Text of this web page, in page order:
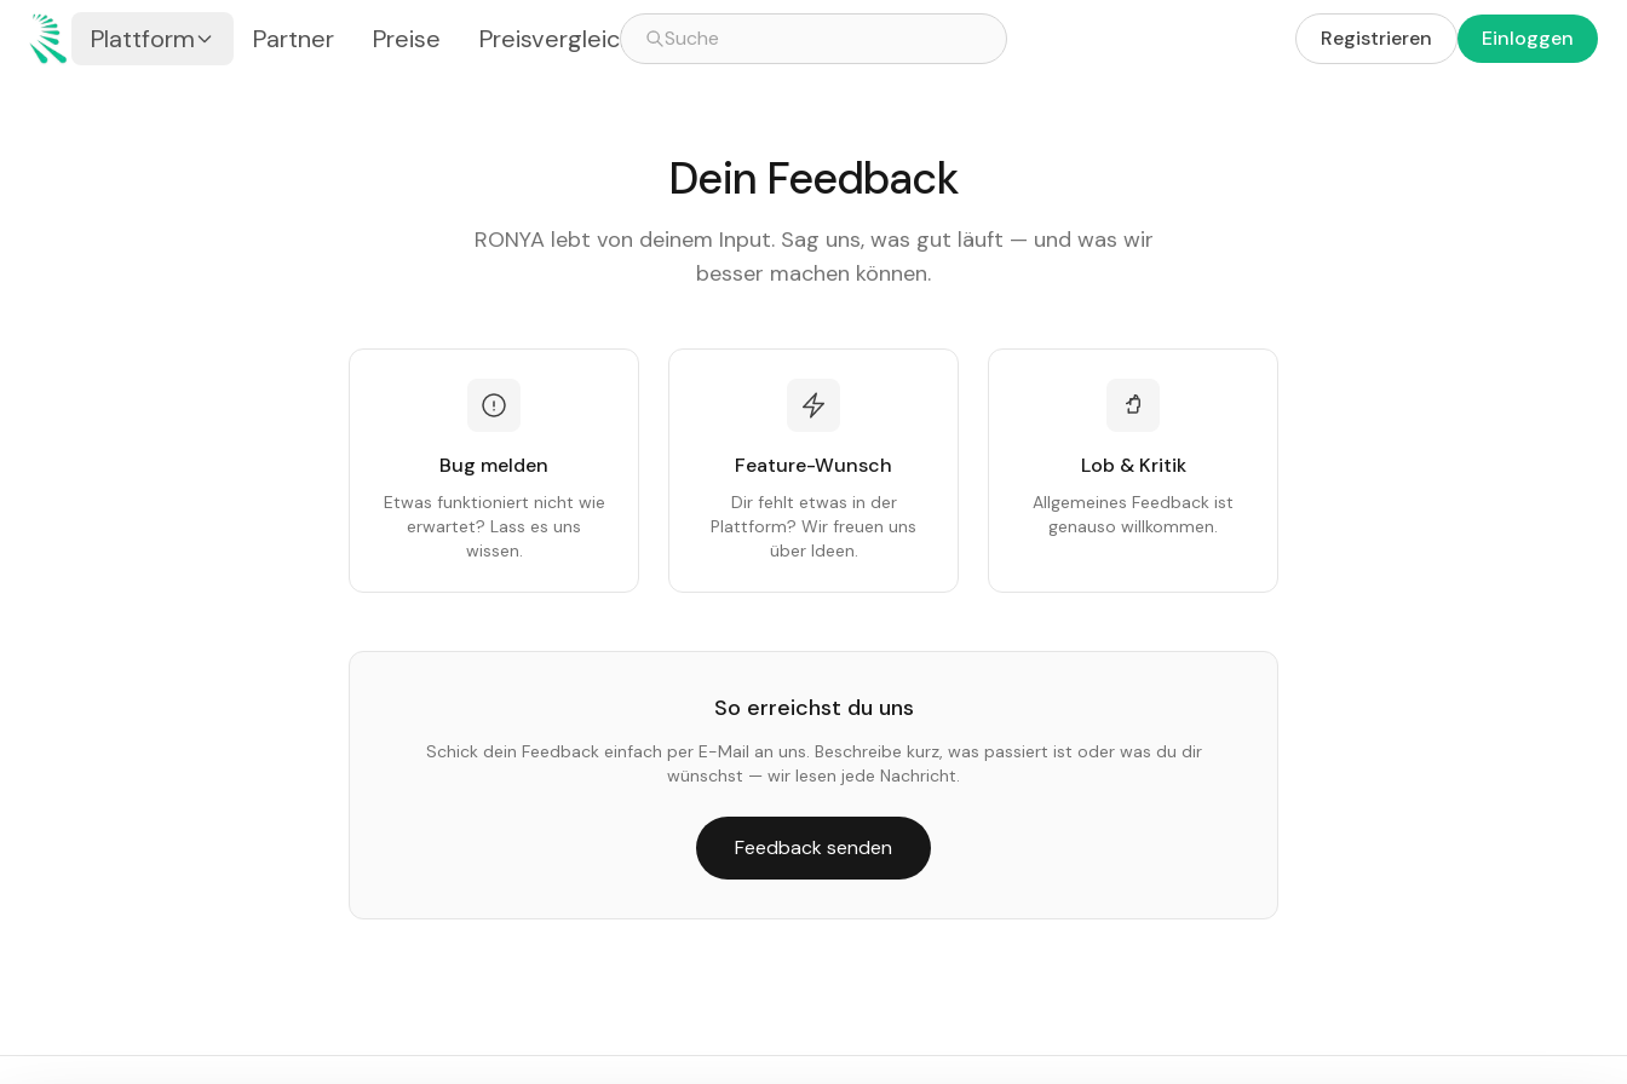
Zum Inhalt springen
Zum Hauptinhalt springen
Plattform Partner Preise Preisvergleich Registrieren Einloggen
Dein Feedback
RONYA lebt von deinem Input. Sag uns, was gut läuft — und was wir
besser machen können.
Bug melden
Etwas funktioniert nicht wie
erwartet? Lass es uns
wissen.
Feature-Wunsch
Dir fehlt etwas in der
Plattform? Wir freuen uns
über Ideen.
Lob & Kritik
Allgemeines Feedback ist
genauso willkommen.
So erreichst du uns
Schick dein Feedback einfach per E-Mail an uns. Beschreibe kurz, was passiert ist oder was du dir
wünschst — wir lesen jede Nachricht.
Feedback senden